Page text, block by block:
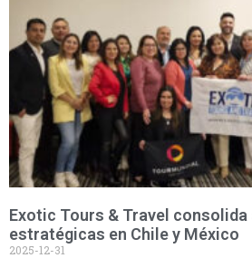
Exotic Tours & Travel consolida
estratégicas en Chile y México
2025-12-31